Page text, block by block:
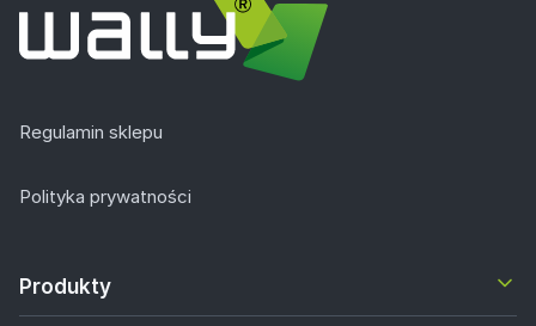
Regulamin sklepu
Polityka prywatności
Produkty